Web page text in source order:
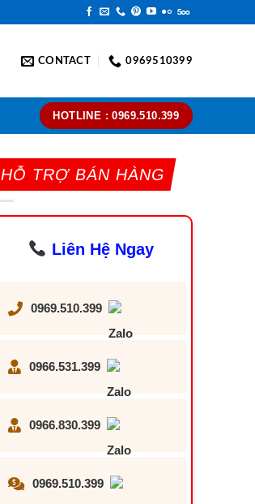
CONTACT 0969510399
HOTLINE : 0969.510.399
HỖ TRỢ BÁN HÀNG
Liên Hệ Ngay
0969.510.399
0966.531.399
0966.830.399
0969.510.399